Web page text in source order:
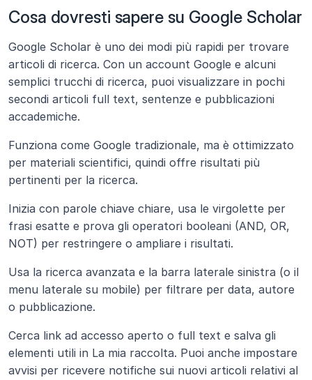
Cosa dovresti sapere su Google Scholar
Google Scholar è uno dei modi più rapidi per trovare
articoli di ricerca. Con un account Google e alcuni
semplici trucchi di ricerca, puoi visualizzare in pochi
secondi articoli full text, sentenze e pubblicazioni
accademiche.
Funziona come Google tradizionale, ma è ottimizzato
per materiali scientifici, quindi offre risultati più
pertinenti per la ricerca.
Inizia con parole chiave chiare, usa le virgolette per
frasi esatte e prova gli operatori booleani (AND, OR,
NOT) per restringere o ampliare i risultati.
Usa la ricerca avanzata e la barra laterale sinistra (o il
menu laterale su mobile) per filtrare per data, autore
o pubblicazione.
Cerca link ad accesso aperto o full text e salva gli
elementi utili in La mia raccolta. Puoi anche impostare
avvisi per ricevere notifiche sui nuovi articoli relativi al